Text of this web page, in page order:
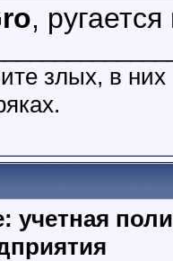
,
злых, в
учетная